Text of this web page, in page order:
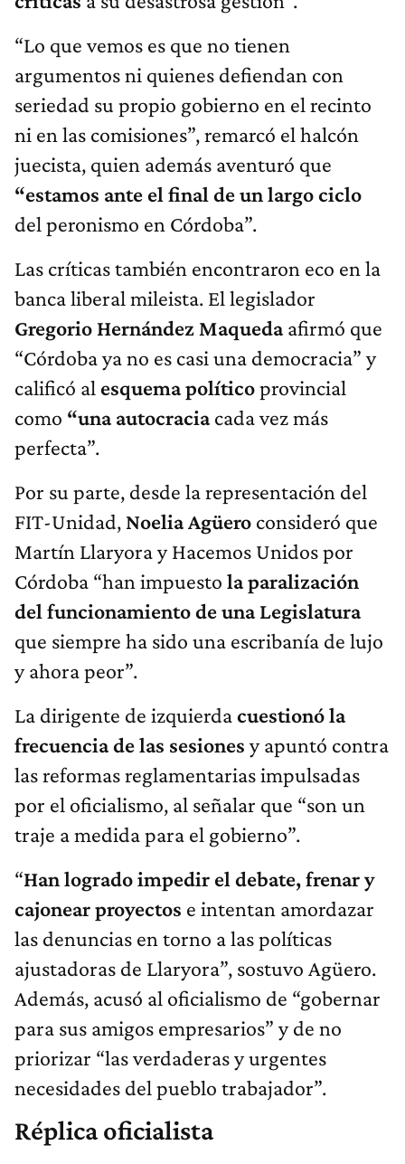
“Lo que vemos es que no tienen
argumentos ni quienes defiendan con
seriedad su propio gobierno en el recinto
ni en las comisiones”, remarcó el halcón
juecista, quien además aventuró que
“estamos ante el final de un largo ciclo
del peronismo en Córdoba”.
Las críticas también encontraron eco en la
banca liberal mileista. El legislador
Gregorio Hernández Maquedaafirmó que
“Córdoba ya no es casi una democracia” y
calificó al esquema políticoprovincial
como “una autocraciacada vez más
perfecta”.
Por su parte, desde la representación del
FIT-Unidad, Noelia Agüero consideró que
Martín Llaryora y Hacemos Unidos por
Córdoba “han impuesto la paralización
del funcionamiento de una Legislatura
que siempre ha sido una escribanía de lujo
y ahora peor”.
La dirigente de izquierdacuestionó la
frecuencia de las sesiones y apuntó contra
las reformas reglamentarias impulsadas
por el oficialismo, al señalar que “son un
traje a medida para el gobierno”.
“Han logrado impedir el debate, frenar y
cajonear proyectos e intentan amordazar
las denuncias en torno a las políticas
ajustadoras de Llaryora”, sostuvo Agüero.
Además, acusó al oficialismo de “gobernar
para sus amigos empresarios” y de no
priorizar “las verdaderas y urgentes
necesidades del pueblo trabajador”.
Réplica oficialista